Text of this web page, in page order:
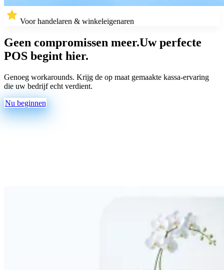
Voor handelaren & winkeleigenaren
Geen compromissen meer.Uw perfecte
POS begint hier.
Genoeg workarounds. Krijg de op maat gemaakte kassa-ervaring
die uw bedrijf echt verdient.
Nu beginnen